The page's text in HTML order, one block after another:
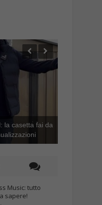
la casetta fai da
Music: tutto
sapere!